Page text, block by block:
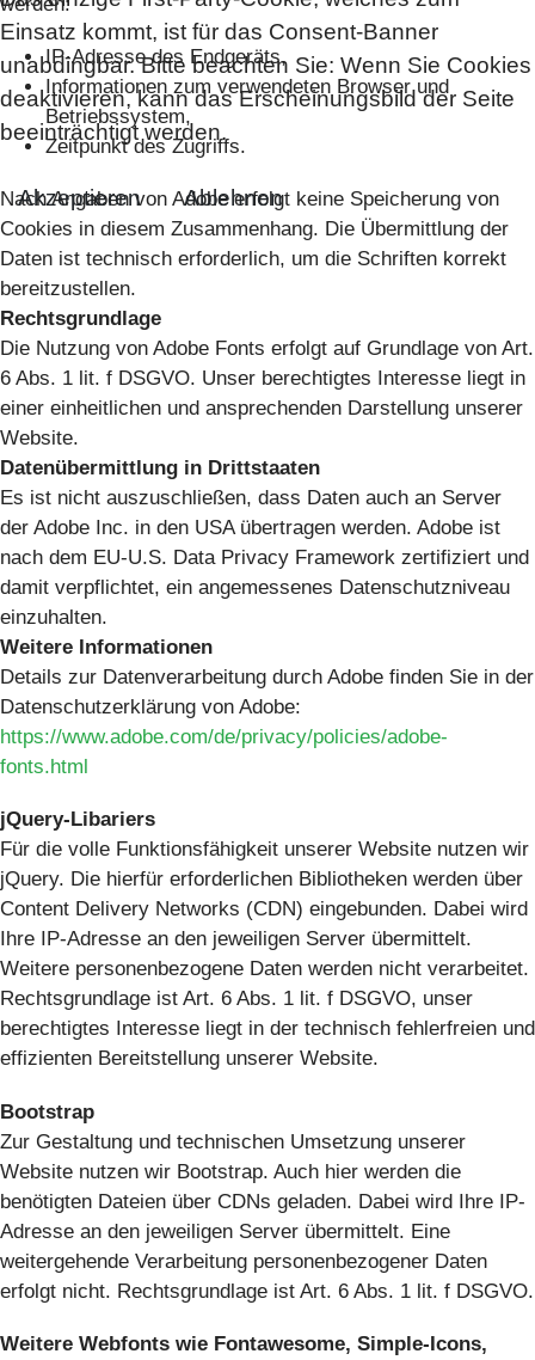
IP-Adresse des Endgeräts,
Informationen zum verwendeten Browser und
Betriebssystem,
Zeitpunkt des Zugriffs.
Nach Angaben von Adobe erfolgt keine Speicherung von
Cookies in diesem Zusammenhang. Die Übermittlung der
Daten ist technisch erforderlich, um die Schriften korrekt
bereitzustellen.
Rechtsgrundlage
Die Nutzung von Adobe Fonts erfolgt auf Grundlage von Art.
6 Abs. 1 lit. f DSGVO. Unser berechtigtes Interesse liegt in
einer einheitlichen und ansprechenden Darstellung unserer
Website.
Datenübermittlung in Drittstaaten
Es ist nicht auszuschließen, dass Daten auch an Server
der Adobe Inc. in den USA übertragen werden. Adobe ist
nach dem EU-U.S. Data Privacy Framework zertifiziert und
damit verpflichtet, ein angemessenes Datenschutzniveau
einzuhalten.
Weitere Informationen
Details zur Datenverarbeitung durch Adobe finden Sie in der
Datenschutzerklärung von Adobe:
https://www.adobe.com/de/privacy/policies/adobe-
fonts.html
jQuery-Libariers
Für die volle Funktionsfähigkeit unserer Website nutzen wir
jQuery. Die hierfür erforderlichen Bibliotheken werden über
Content Delivery Networks (CDN) eingebunden. Dabei wird
Ihre IP-Adresse an den jeweiligen Server übermittelt.
Weitere personenbezogene Daten werden nicht verarbeitet.
Rechtsgrundlage ist Art. 6 Abs. 1 lit. f DSGVO, unser
berechtigtes Interesse liegt in der technisch fehlerfreien und
effizienten Bereitstellung unserer Website.
Bootstrap
Zur Gestaltung und technischen Umsetzung unserer
Website nutzen wir Bootstrap. Auch hier werden die
benötigten Dateien über CDNs geladen. Dabei wird Ihre IP-
Adresse an den jeweiligen Server übermittelt. Eine
weitergehende Verarbeitung personenbezogener Daten
erfolgt nicht. Rechtsgrundlage ist Art. 6 Abs. 1 lit. f DSGVO.
Weitere Webfonts wie Fontawesome, Simple-Icons,
Einsatz kommt, ist für das Consent-Banner
unabdingbar. Bitte beachten Sie: Wenn Sie Cookies
deaktivieren, kann das Erscheinungsbild der Seite
beeinträchtigt werden.
Akzeptieren Ablehnen